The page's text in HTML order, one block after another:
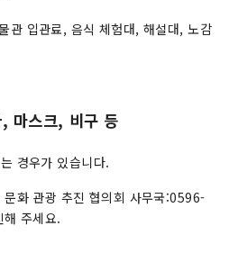
관 입관료, 음식 체험대, 해설대, 노감
마스크, 비구 등
경우가 있습니다.
화 관광 추진 협의회 사무국:0596-
주세요.